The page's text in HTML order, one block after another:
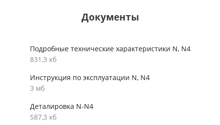
Документы
Подробные технические характеристики N, N4
831,3 кб
Инструкция по эксплуатации N, N4
3 мб
Деталировка N-N4
587,3 кб